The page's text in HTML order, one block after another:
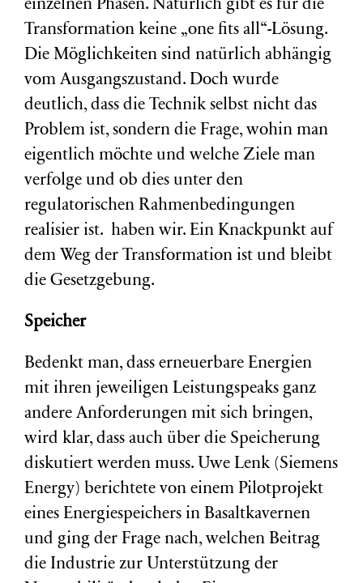
einzelnen Phasen. Natürlich gibt es für die
Transformation keine „one fits all“-Lösung.
Die Möglichkeiten sind natürlich abhängig
vom Ausgangszustand. Doch wurde
deutlich, dass die Technik selbst nicht das
Problem ist, sondern die Frage, wohin man
eigentlich möchte und welche Ziele man
verfolge und ob dies unter den
regulatorischen Rahmenbedingungen
realisier ist. haben wir. Ein Knackpunkt auf
dem Weg der Transformation ist und bleibt
die Gesetzgebung.
Speicher
Bedenkt man, dass erneuerbare Energien
mit ihren jeweiligen Leistungspeaks ganz
andere Anforderungen mit sich bringen,
wird klar, dass auch über die Speicherung
diskutiert werden muss. Uwe Lenk (Siemens
Energy) berichtete von einem Pilotprojekt
eines Energiespeichers in Basaltkavernen
und ging der Frage nach, welchen Beitrag
die Industrie zur Unterstützung der